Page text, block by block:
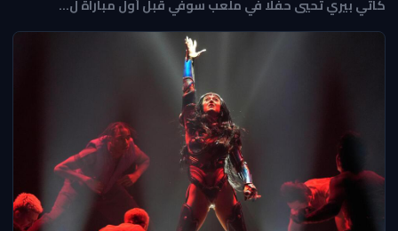
كاتي بيري تحيي حفلًا في ملعب سوفي قبل أول مباراة ل...